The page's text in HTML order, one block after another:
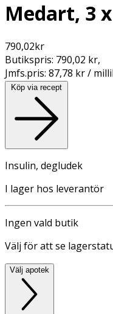
Medart, 3
790,02kr
Butikspris: 790,02 kr,
Jmfs.pris: 87,78 kr /
Köp via recept
Insulin, degludek
I lager hos leverantör
Ingen vald butik
Välj för att se
Välj apotek